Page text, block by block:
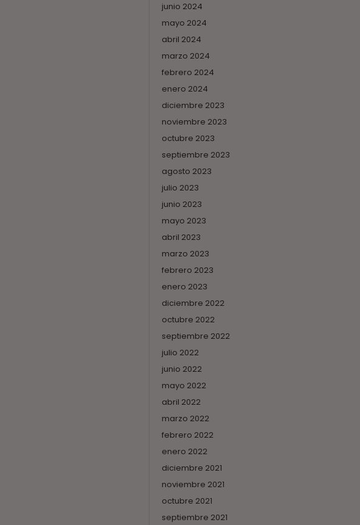
junio 2024
mayo 2024
abril 2024
marzo 2024
febrero 2024
enero 2024
diciembre 2023
noviembre 2023
octubre 2023
septiembre 2023
agosto 2023
julio 2023
junio 2023
mayo 2023
abril 2023
marzo 2023
febrero 2023
enero 2023
diciembre 2022
octubre 2022
septiembre 2022
julio 2022
junio 2022
mayo 2022
abril 2022
marzo 2022
febrero 2022
enero 2022
diciembre 2021
noviembre 2021
octubre 2021
septiembre 2021